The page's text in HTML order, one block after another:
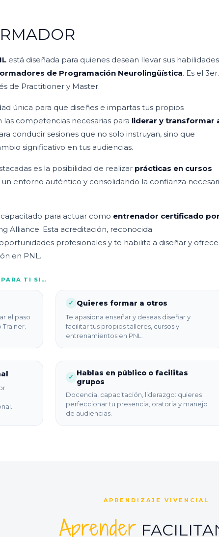
está diseñada para quienes desean llevar sus habilidades
de Programación Neurolingüística. Es el 3er.
de Practitioner y Master.
única para que diseñes e impartas tus propios
competencias necesarias para liderar y transformar
conducir sesiones que no solo instruyan, sino que
significativo en tus audiencias.
es la posibilidad de realizar prácticas en cursos
entorno auténtico y consolidando la confianza
para actuar como entrenador certificado por
Alliance. Esta acreditación, reconocida
profesionales y te habilita a diseñar y
en PNL.
PARA TI SI…
el paso
✓ Quieres formar a otros
Te apasiona enseñar y deseas diseñar y
facilitar tus propios talleres, cursos y
entrenamientos en PNL.
✓ Hablas en público o facilitas
grupos
Docencia, capacitación, liderazgo: quieres
perfeccionar tu presencia, oratoria y manejo
de audiencias.
APRENDIZAJE VIVENCIAL
Aprender